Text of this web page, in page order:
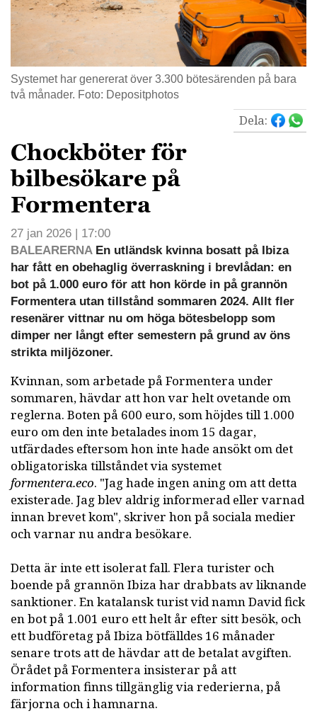
Systemet har genererat över 3.300 bötesärenden på bara
två månader. Foto: Depositphotos
Dela:
Chockböter för
bilbesökare på
Formentera
27 jan 2026 | 17:00
BALEARERNAEn utländsk kvinna bosatt på Ibiza
har fått en obehaglig överraskning i brevlådan: en
bot på 1.000 euro för att hon körde in på grannön
Formentera utan tillstånd sommaren 2024. Allt fler
resenärer vittnar nu om höga bötesbelopp som
dimper ner långt efter semestern på grund av öns
strikta miljözoner.
Kvinnan, som arbetade på Formentera under
sommaren, hävdar att hon var helt ovetande om
reglerna. Boten på 600 euro, som höjdes till 1.000
euro om den inte betalades inom 15 dagar,
utfärdades eftersom hon inte hade ansökt om det
obligatoriska tillståndet via systemet
formentera.eco. "Jag hade ingen aning om att detta
existerade. Jag blev aldrig informerad eller varnad
innan brevet kom", skriver hon på sociala medier
och varnar nu andra besökare.
Detta är inte ett isolerat fall. Flera turister och
boende på grannön Ibiza har drabbats av liknande
sanktioner. En katalansk turist vid namn David fick
en bot på 1.001 euro ett helt år efter sitt besök, och
ett budföretag på Ibiza bötfälldes 16 månader
senare trots att de hävdar att de betalat avgiften.
Örådet på Formentera insisterar på att
information finns tillgänglig via rederierna, på
färjorna och i hamnarna.